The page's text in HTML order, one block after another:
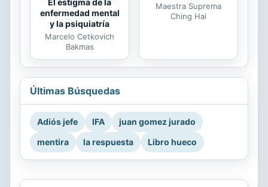
El estigma de la
enfermedad mental
y la psiquiatría
Marcelo Cetkovich
Bakmas
Maestra Suprema
Ching Hai
Últimas Búsquedas
Adiós jefe IFA
juan gomez jurado
mentira
la respuesta Libro hueco